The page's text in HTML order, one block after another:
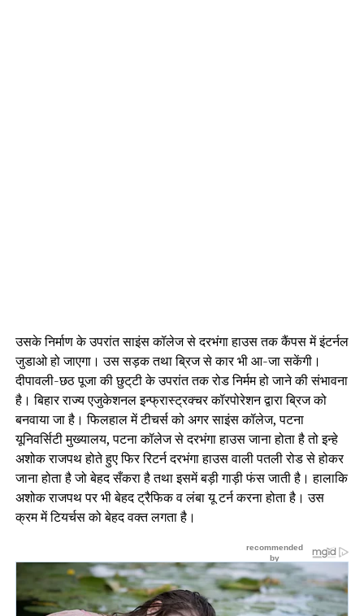
उसके निर्माण के उपरांत साइंस कॉलेज से दरभंगा हाउस तक कैंपस में इंटर्नल
जुडाओ हो जाएगा। उस सड़क तथा ब्रिज से कार भी आ-जा सकेंगी।
दीपावली-छठ पूजा की छुट्‌टी के उपरांत तक रोड निर्मम हो जाने की संभावना
है। बिहार राज्य एजुकेशनल इन्फ्रास्ट्रक्चर कॉरपोरेशन द्वारा ब्रिज को
बनवाया जा है। फिलहाल में टीचर्स को अगर साइंस कॉलेज, पटना
यूनिवर्सिटी मुख्यालय, पटना कॉलेज से दरभंगा हाउस जाना होता है तो इन्हे
अशोक राजपथ होते हुए फिर रिटर्न दरभंगा हाउस वाली पतली रोड से होकर
जाना होता है जो बेहद सँकरा है तथा इसमें बड़ी गाड़ी फंस जाती है। हालाकि
अशोक राजपथ पर भी बेहद ट्रैफिक व लंबा यू टर्न करना होता है। उस
क्रम में टियर्चस को बेहद वक्त लगता है।